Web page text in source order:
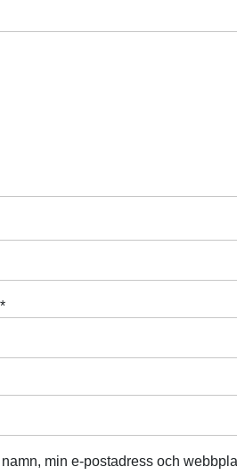
*
min e-postadress och